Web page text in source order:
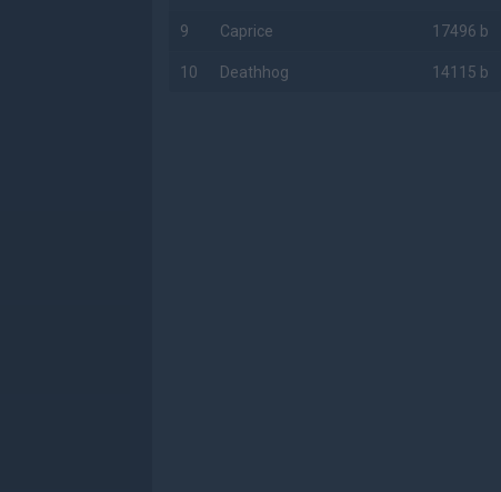
9 Caprice 17496 b
10 Deathhog 14115 b